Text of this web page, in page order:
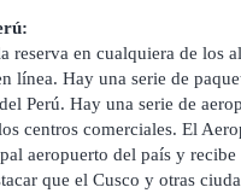
reserva en cualquiera de los
línea. Hay una serie de
Perú. Hay una serie de
centros comerciales. El
aeropuerto del país y recibe
que el Cusco y otras